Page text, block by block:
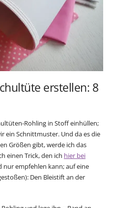
erstellen: 8
Rohling in Stoff einhüllen;
ein Schnittmuster. Und da es die
Größen gibt, werde ich das
einen Trick, den ich hier bei
nur empfehlen kann; auf eine
Den Bleistift an der